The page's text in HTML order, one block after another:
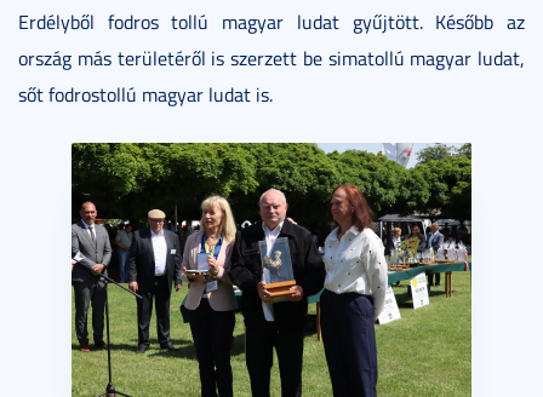
Erdélyből fodros tollú magyar ludat gyűjtött. Később az
ország más területéről is szerzett be simatollú magyar ludat,
sőt fodrostollú magyar ludat is.